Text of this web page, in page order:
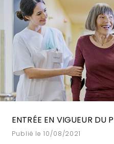
ENTRÉE EN VIGUEUR DU
Publié le 10/08/2021